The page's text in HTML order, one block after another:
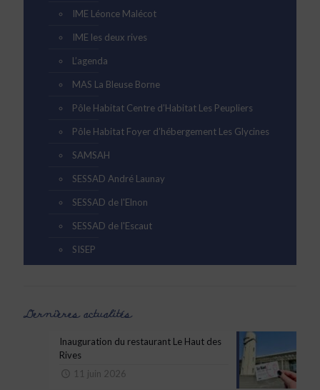
IME Léonce Malécot
IME les deux rives
L’agenda
MAS La Bleuse Borne
Pôle Habitat Centre d’Habitat Les Peupliers
Pôle Habitat Foyer d’hébergement Les Glycines
SAMSAH
SESSAD André Launay
SESSAD de l'Elnon
SESSAD de l'Escaut
SISEP
Dernières actualités
Inauguration du restaurant Le Haut des
Rives
11 juin 2026